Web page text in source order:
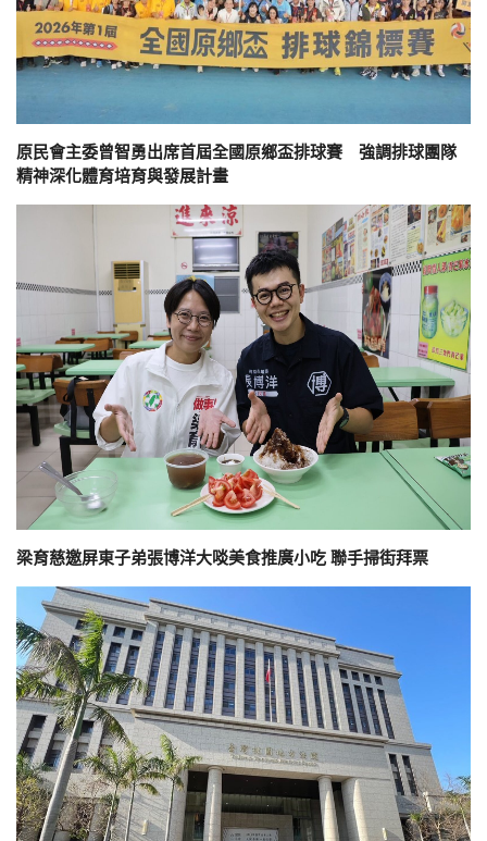
原民會主委曾智勇出席首屆全國原鄉盃排球賽 強調排球團隊
精神深化體育培育與發展計畫
梁育慈邀屏東子弟張博洋大啖美食推廣小吃 聯手掃街拜票